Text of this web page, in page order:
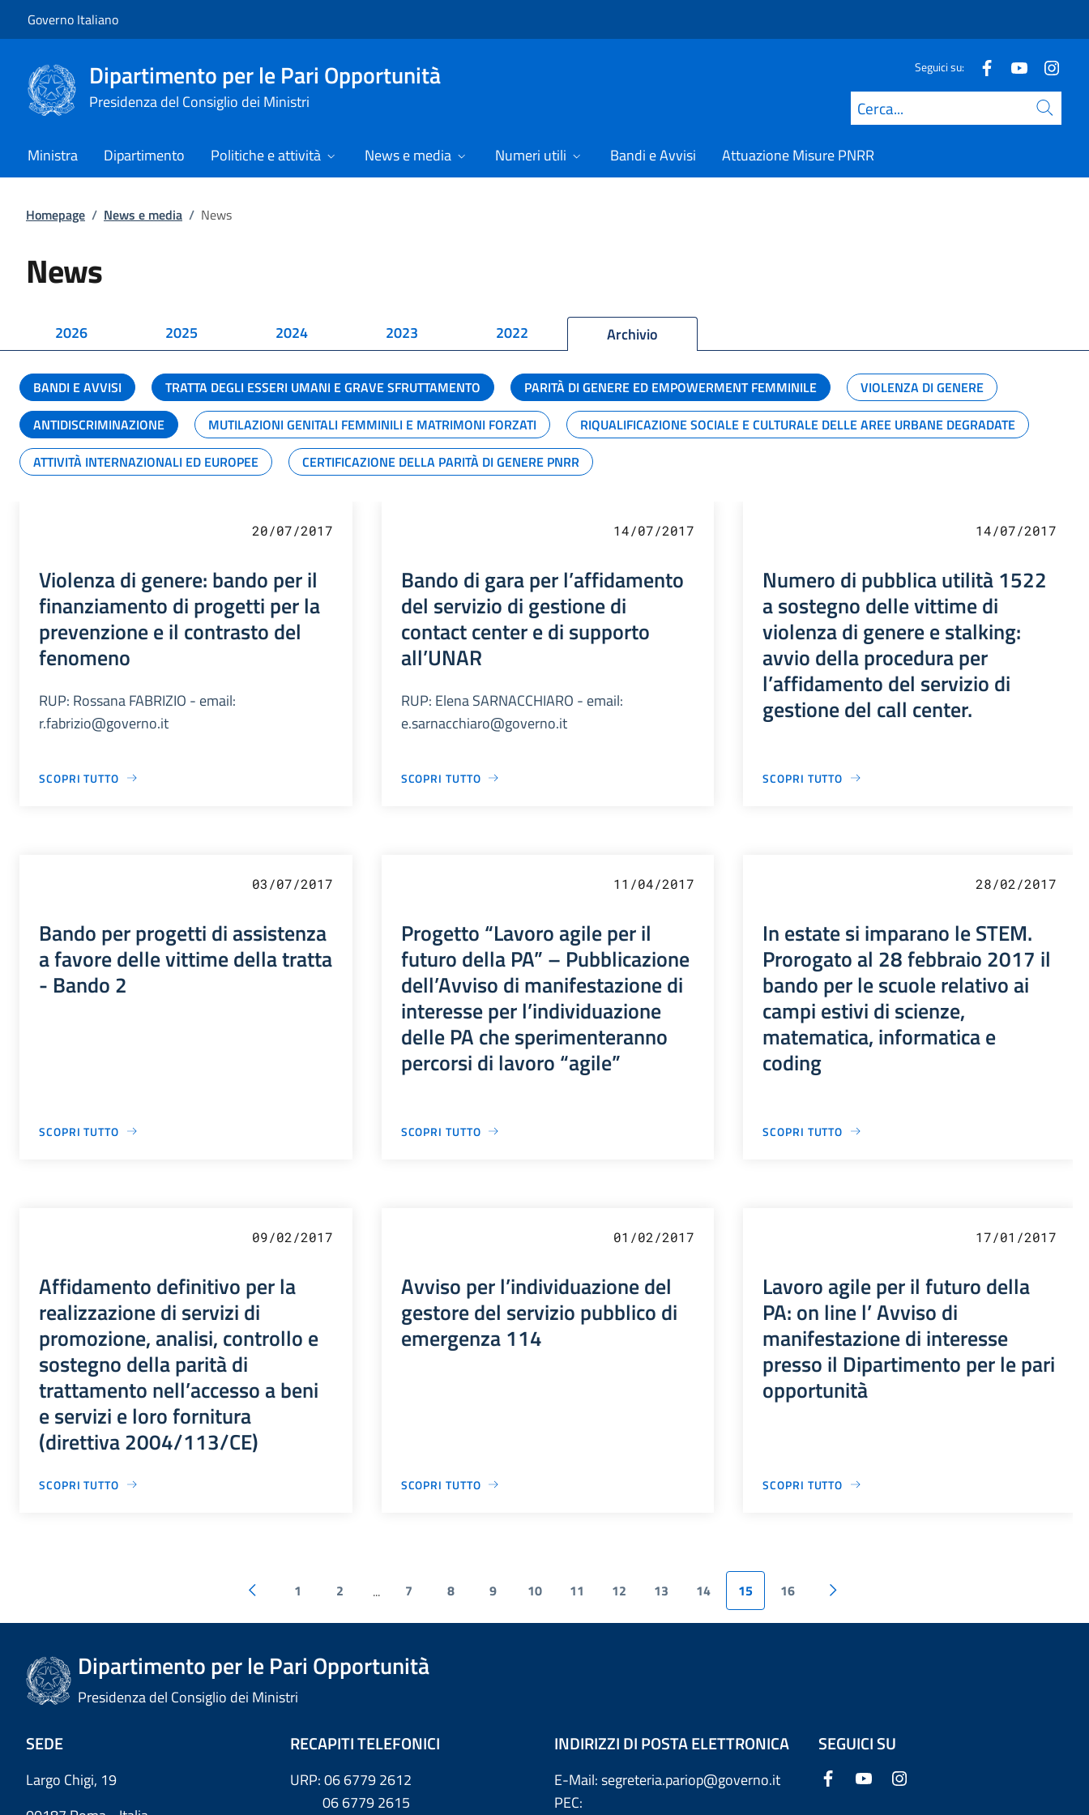
Governo Italiano
Dipartimento per le Pari Opportunità
Presidenza del Consiglio dei Ministri
Seguici su:
Cerca
Ministra Dipartimento Politiche e attività News e media Numeri utili Bandi e Avvisi Attuazione Misure PNRR
Homepage / News e media / News
News
2026 2025 2024 2023 2022 Archivio
BANDI E AVVISI TRATTA DEGLI ESSERI UMANI E GRAVE SFRUTTAMENTO PARITÀ DI GENERE ED EMPOWERMENT FEMMINILE
VIOLENZA DI GENERE
ANTIDISCRIMINAZIONE
MUTILAZIONI GENITALI FEMMINILI E MATRIMONI FORZATI
RIQUALIFICAZIONE SOCIALE E CULTURALE DELLE AREE URBANE DEGRADATE
ATTIVITÀ INTERNAZIONALI ED EUROPEE
CERTIFICAZIONE DELLA PARITÀ DI GENERE PNRR
20/07/2017
Violenza di genere: bando per il
finanziamento di progetti per la
prevenzione e il contrasto del
fenomeno
RUP: Rossana FABRIZIO - email:
r.fabrizio@governo.it
SCOPRI TUTTO
14/07/2017
Bando di gara per l’affidamento
del servizio di gestione di
contact center e di supporto
all’UNAR
RUP: Elena SARNACCHIARO - email:
e.sarnacchiaro@governo.it
SCOPRI TUTTO
14/07/2017
Numero di pubblica utilità 1522
a sostegno delle vittime di
violenza di genere e stalking:
avvio della procedura per
l’affidamento del servizio di
gestione del call center.
SCOPRI TUTTO
03/07/2017
Bando per progetti di assistenza
a favore delle vittime della tratta
- Bando 2
SCOPRI TUTTO
11/04/2017
Progetto “Lavoro agile per il
futuro della PA” – Pubblicazione
dell’Avviso di manifestazione di
interesse per l’individuazione
delle PA che sperimenteranno
percorsi di lavoro “agile”
SCOPRI TUTTO
28/02/2017
In estate si imparano le STEM.
Prorogato al 28 febbraio 2017 il
bando per le scuole relativo ai
campi estivi di scienze,
matematica, informatica e
coding
SCOPRI TUTTO
09/02/2017
Affidamento definitivo per la
realizzazione di servizi di
promozione, analisi, controllo e
sostegno della parità di
trattamento nell’accesso a beni
e servizi e loro fornitura
(direttiva 2004/113/CE)
SCOPRI TUTTO
01/02/2017
Avviso per l’individuazione del
gestore del servizio pubblico di
emergenza 114
SCOPRI TUTTO
17/01/2017
Lavoro agile per il futuro della
PA: on line l’ Avviso di
manifestazione di interesse
presso il Dipartimento per le pari
opportunità
SCOPRI TUTTO
1 2 ... 7 8 9 10 11 12 13 14 15 16
Dipartimento per le Pari Opportunità
Presidenza del Consiglio dei Ministri
SEDE
Largo Chigi, 19
RECAPITI TELEFONICI
URP: 06 6779 2612
06 6779 2615
INDIRIZZI DI POSTA ELETTRONICA
E-Mail: segreteria.pariop@governo.it
PEC:
SEGUICI SU